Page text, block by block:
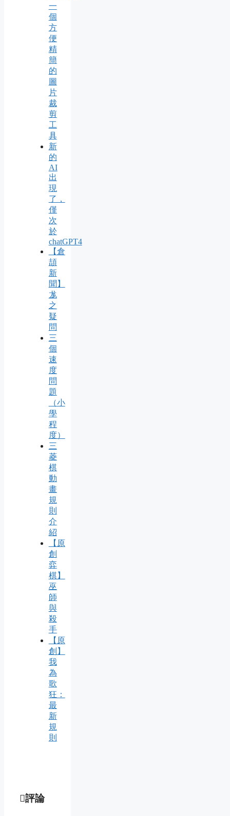
一
個
方
便
精
簡
的
圖
片
裁
剪
工
具
新
的
AI
出
現
了，
僅
次
於
chatGPT4
【倉
頡
新
聞】
尨
之
疑
問
三
個
速
度
問
題
（小
學
程
度）
三
菱
棋
動
畫
規
則
介
紹
【原
創
弈
棋】
巫
師
與
殺
手
【原
創】
我
為
歌
狂：
最
新
規
則
評論